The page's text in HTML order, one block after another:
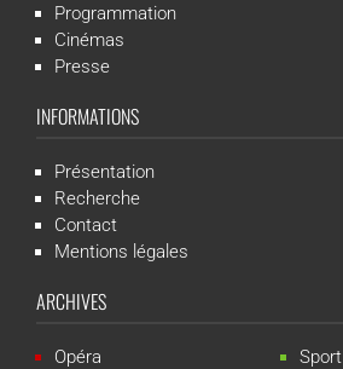
Programmation
Cinémas
Presse
INFORMATIONS
Présentation
Recherche
Contact
Mentions légales
ARCHIVES
Opéra
Sport